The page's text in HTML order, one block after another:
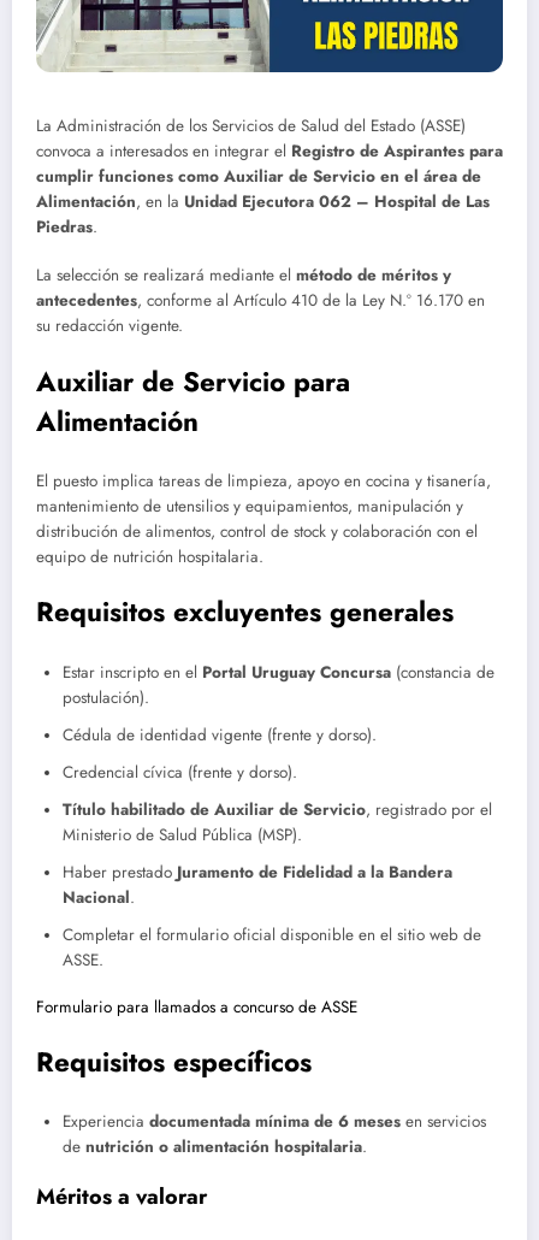
La Administración de los Servicios de Salud del Estado (ASSE)
convoca a interesados en integrar el Registro de Aspirantes para
cumplir funciones como Auxiliar de Servicio en el área de
Alimentación, en la Unidad Ejecutora 062 – Hospital de Las
Piedras.
La selección se realizará mediante el método de méritos y
antecedentes, conforme al Artículo 410 de la Ley N.º 16.170 en
su redacción vigente.
Auxiliar de Servicio para
Alimentación
El puesto implica tareas de limpieza, apoyo en cocina y tisanería,
mantenimiento de utensilios y equipamientos, manipulación y
distribución de alimentos, control de stock y colaboración con el
equipo de nutrición hospitalaria.
Requisitos excluyentes generales
Estar inscripto en el Portal Uruguay Concursa (constancia de
postulación).
Cédula de identidad vigente (frente y dorso).
Credencial cívica (frente y dorso).
Título habilitado de Auxiliar de Servicio, registrado por el
Ministerio de Salud Pública (MSP).
Haber prestado Juramento de Fidelidad a la Bandera
Nacional.
Completar el formulario oficial disponible en el sitio web de
ASSE.
Formulario para llamados a concurso de ASSE
Requisitos específicos
Experiencia documentada mínima de 6 meses en servicios
de nutrición o alimentación hospitalaria.
Méritos a valorar